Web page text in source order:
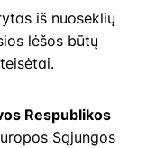
iš nuoseklių
lėšos būtų
Respublikos
Sąjungos